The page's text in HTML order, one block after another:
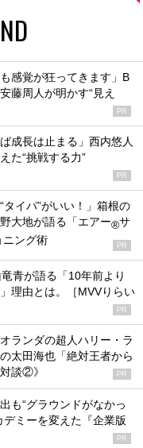
感覚が狂ってきます」B
藤周人が明かす“見え
PR
成長は止まる」西内悠人
た“挑戦する力”
PR
タイパ”がいい！」箱根の
大地が語る「エアー®サ
ニング術 PR
青が語る「10年前より
理由とは。［MVVりらい
PR
ランダの超人ハリー・ラ
太田海也「絶対王者から
談②》
PR
も“グラウンドがなかっ
ミーを変えた『企業版
PR